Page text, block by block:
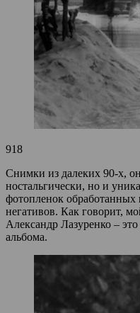
918
Снимки из далеких 90-х,
ностальгически, но и
фотопленок
негативов. Как говорит,
Александр Лазуренко –
альбома.